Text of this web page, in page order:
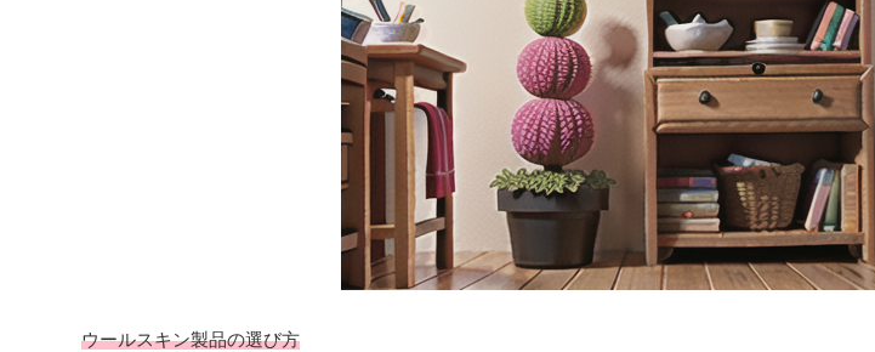
ウールスキン製品の選び方